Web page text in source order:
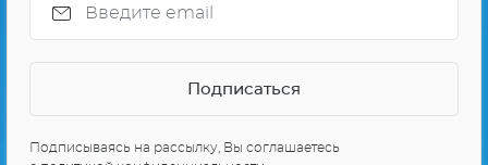
Подписываясь на рассылку, Вы соглашаетесь